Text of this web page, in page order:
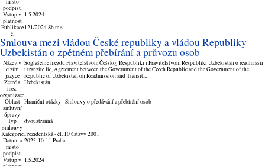
podpisu
Vstup v
platnost
1.5.2024
Publikace
č.
121/2024 Sb.m.s.
Smlouva mezi vládou České republiky a vládou Republiky
Uzbekistán o zpětném přebírání a průvozu osob
Název v
cizím
jazyce
Soglašenie meždu Pravitelstvom Češskoj Respubliki i Pravitelstvom Respubliki Uzbekistan o readmissii
i tranzite lic, Agreement between the Government of the Czech Republic and the Government of the
Republic of Uzbekistan on Readmission and Transit...
Země a
mez.
organizace
Uzbekistán
Oblast
smluvní
úpravy
Hraniční otázky - Smlouvy o předávání a přebírání osob
Typ
smlouvy
dvoustranná
KategoriePrezidentská - čl. 10 ústavy 2001
Datum a
místo
podpisu
2023-10-11 Praha
Vstup v 1.5.2024